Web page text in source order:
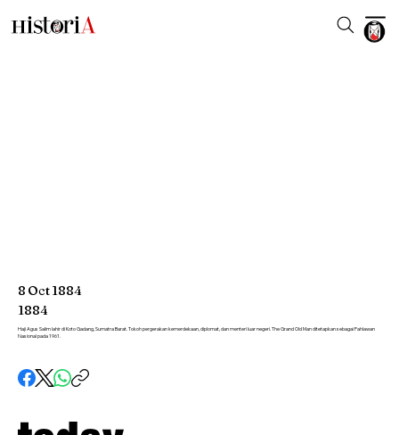
8 Oct1884
1884
Haji Agus Salim lahir di Koto Gadang, Sumatra Barat. Tokoh pergerakan kemerdekaan, diplomat, dan menteri luar negeri. The Grand Old Man ditetapkan sebagai Pahlawan
Nasional pada 1961.